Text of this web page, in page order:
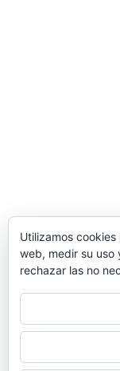
Utilizamos
web, medir su uso
rechazar las no